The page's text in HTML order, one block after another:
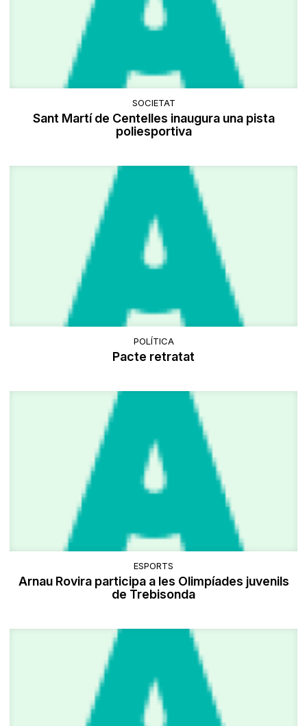
SOCIETAT
Sant Martí de Centelles inaugura una pista
poliesportiva
POLÍTICA
Pacte retratat
ESPORTS
Arnau Rovira participa a les Olimpíades juvenils
de Trebisonda